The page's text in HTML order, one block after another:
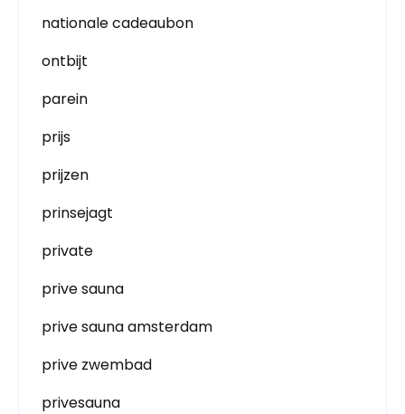
nationale cadeaubon
ontbijt
parein
prijs
prijzen
prinsejagt
private
prive sauna
prive sauna amsterdam
prive zwembad
privesauna